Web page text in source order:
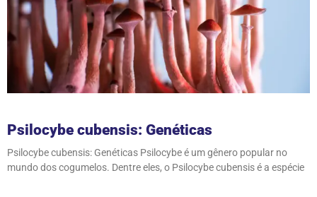
Psilocybe cubensis: Genéticas
Psilocybe cubensis: Genéticas Psilocybe é um gênero popular no
mundo dos cogumelos. Dentre eles, o Psilocybe cubensis é a espécie